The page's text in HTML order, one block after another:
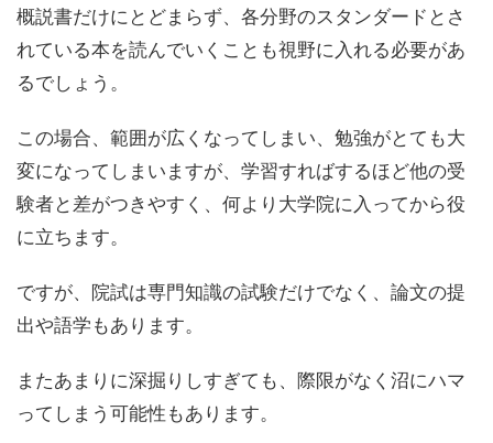
概説書だけにとどまらず、各分野のスタンダードとさ
れている本を読んでいくことも視野に入れる必要があ
るでしょう。
この場合、範囲が広くなってしまい、勉強がとても大
変になってしまいますが、 学習すればするほど他の受
験者と差がつきやすく、何より大学院に入ってから役
に立ちます。
ですが、院試は専門知識の試験だけでなく、論文の提
出や語学もあります。
またあまりに深掘りしすぎても、際限がなく沼にハマ
ってしまう可能性もあります。